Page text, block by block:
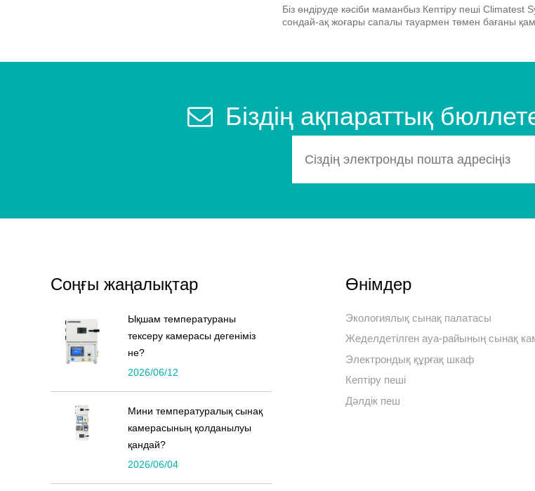
Біз өндіруде кәсіби маманбыз Кептіру пеші Climatest
сондай-ақ жоғары сапалы тауармен төмен бағаны
Біздің ақпараттық
Соңғы жаңалықтар
Ықшам температураны
тексеру камерасы дегеніміз
не?
2026/06/12
Мини температуралық сынақ
камерасының қолданылуы
қандай?
2026/06/04
Өнімдер
Экологиялық сынақ палатасы
Жеделдетілген ауа-райының сынақ
Электрондық құрғақ шкаф
Кептіру пеші
Дәлдік пеш